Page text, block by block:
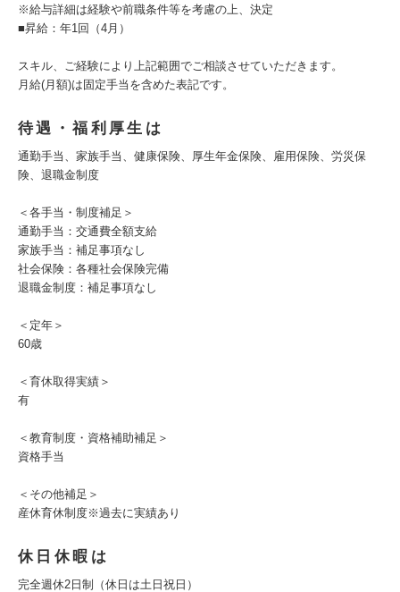
※給与詳細は経験や前職条件等を考慮の上、決定
■昇給：年1回（4月）
スキル、ご経験により上記範囲でご相談させていただきます。
月給(月額)は固定手当を含めた表記です。
待遇・福利厚生は
通勤手当、家族手当、健康保険、厚生年金保険、雇用保険、労災保
険、退職金制度
＜各手当・制度補足＞
通勤手当：交通費全額支給
家族手当：補足事項なし
社会保険：各種社会保険完備
退職金制度：補足事項なし
＜定年＞
60歳
＜育休取得実績＞
有
＜教育制度・資格補助補足＞
資格手当
＜その他補足＞
産休育休制度※過去に実績あり
休日休暇は
完全週休2日制（休日は土日祝日）